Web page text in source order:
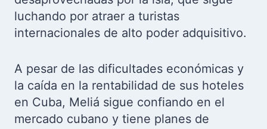
luchando por atraer a turistas
internacionales de alto poder adquisitivo.
A pesar de las dificultades económicas y
la caída en la rentabilidad de sus hoteles
en Cuba, Meliá sigue confiando en el
mercado cubano y tiene planes de